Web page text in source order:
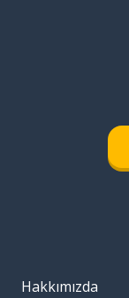
Hakkımızda